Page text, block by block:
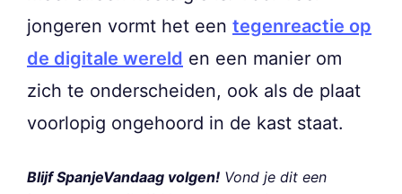
jongeren vormt het een tegenreactie op
de digitale wereld en een manier om
zich te onderscheiden, ook als de plaat
voorlopig ongehoord in de kast staat.
Blijf SpanjeVandaag volgen! Vond je dit een